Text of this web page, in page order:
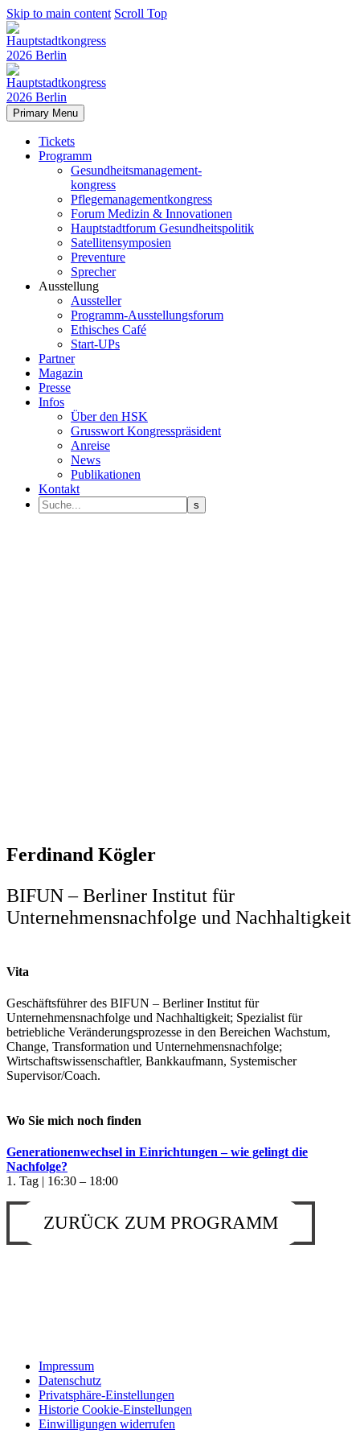
Skip to main content Scroll Top
Primary Menu
Tickets
Programm
Gesundheitsmanagement-
kongress
Pflegemanagementkongress
Forum Medizin & Innovationen
Hauptstadtforum Gesundheitspolitik
Satellitensymposien
Preventure
Sprecher
Ausstellung
Aussteller
Programm-Ausstellungsforum
Ethisches Café
Start-UPs
Partner
Magazin
Presse
Infos
Über den HSK
Grusswort Kongresspräsident
Anreise
News
Publikationen
Kontakt
Ferdinand Kögler
BIFUN – Berliner Institut für
Unternehmensnachfolge und Nachhaltigkeit
Vita
Geschäftsführer des BIFUN – Berliner Institut für
Unternehmensnachfolge und Nachhaltigkeit; Spezialist für
betriebliche Veränderungsprozesse in den Bereichen Wachstum,
Change, Transformation und Unternehmensnachfolge;
Wirtschaftswissenschaftler, Bankkaufmann, Systemischer
Supervisor/Coach.
Wo Sie mich noch finden
Generationenwechsel in Einrichtungen – wie gelingt die
Nachfolge?
1. Tag | 16:30 – 18:00
ZURÜCK ZUM PROGRAMM
Impressum
Datenschutz
Privatsphäre-Einstellungen
Historie Cookie-Einstellungen
Einwilligungen widerrufen